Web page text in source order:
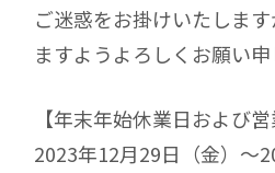
ご迷惑をお掛けいたしま
ますようよろしくお願い申
【年末年始休業日および
2023年12月29日（金）～